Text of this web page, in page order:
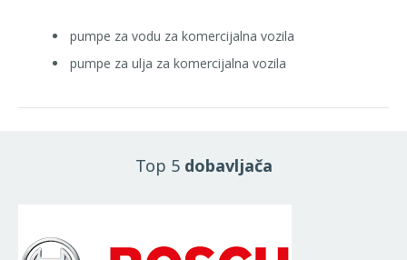
pumpe za vodu za komercijalna vozila
pumpe za ulja za komercijalna vozila
Top 5 dobavljača